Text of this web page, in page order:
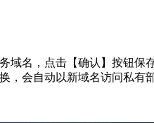
域名，点击【确认】按钮保
，会自动以新域名访问私有